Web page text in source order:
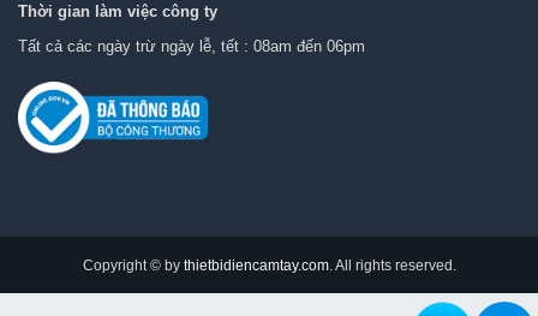
Thời gian làm việc công ty
Tất cả các ngày trừ ngày lễ, tết : 08am đến 06pm
Copyright © by thietbidiencamtay.com. All rights reserved.